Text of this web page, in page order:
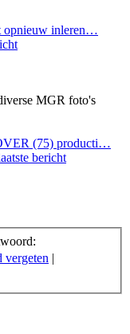
opnieuw inleren…
MGR foto's
(75) producti…
bericht
|